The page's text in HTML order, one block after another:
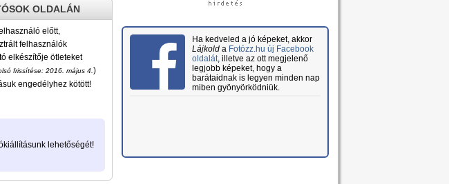
OLDALÁN
előtt,
felhasználók
elkészítője ötleteket
frissítése: 2016. május 4. )
engedélyhez kötött!
lehetőségét!
Ha kedveled a jó képeket, akkor
Lájkolda Fotózz.hu új Facebook
oldalát, illetve az ott megjelenő
legjobb képeket, hogy a
barátaidnak is legyen minden nap
miben gyönyörködniük.